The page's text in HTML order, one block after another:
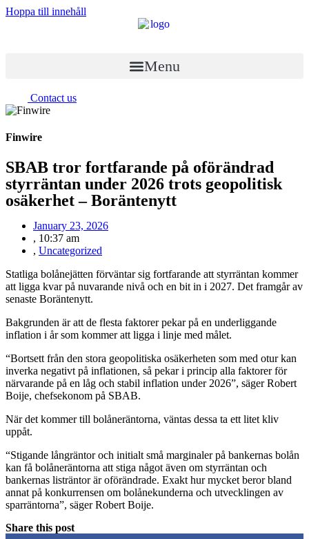
Hoppa till innehåll
Menu
Contact us
Finwire
SBAB tror fortfarande på oförändrad
styrräntan under 2026 trots geopolitisk
osäkerhet – Boräntenytt
January 23, 2026
, 10:37 am
, Uncategorized
Statliga bolånejätten förväntar sig fortfarande att styrräntan kommer
att ligga kvar på nuvarande nivå och en bit in i 2027. Det framgår av
senaste Boräntenytt.
Bakgrunden är att de flesta faktorer pekar på en underliggande
inflation i år som kommer att ligga i linje med målet.
“Bortsett från den stora geopolitiska osäkerheten som med otur kan
inverka negativt på inflationen, så pekar i princip alla faktorer för
närvarande på en låg och stabil inflation under 2026”, säger Robert
Boije, chefsekonom på SBAB.
När det kommer till bolåneräntorna, väntas dessa ta ett litet kliv
uppåt.
“Stigande långräntor och initialt små marginaler på bankernas bolån
kan få bolåneräntorna att stiga något även om styrräntan och
bankernas listräntor är oförändrade. Exakt hur mycket beror bland
annat på konkurrensen om bolånekunderna och utvecklingen av
sparräntorna”, säger Robert Boije.
Share this post